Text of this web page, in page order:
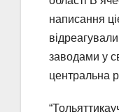
написання
заводами у
центральна